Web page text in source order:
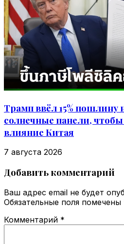
Трамп ввёл 15% пошлину
солнечные панели,
влияние Китая
7 августа 2026
Добавить комментарий
Ваш адрес email не будет
Обязательные поля помечены
Комментарий *